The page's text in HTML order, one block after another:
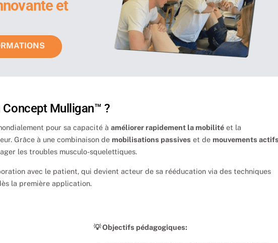
et
Concept Mulligan™ ?
pour sa capacité à améliorer rapidement la mobilité et la
Grâce à une combinaison de mobilisations passives et de mouvements
les troubles musculo-squelettiques.
avec le patient, qui devient acteur de sa rééducation via des techniques
la première application.
💡 Objectifs pédagogiques: